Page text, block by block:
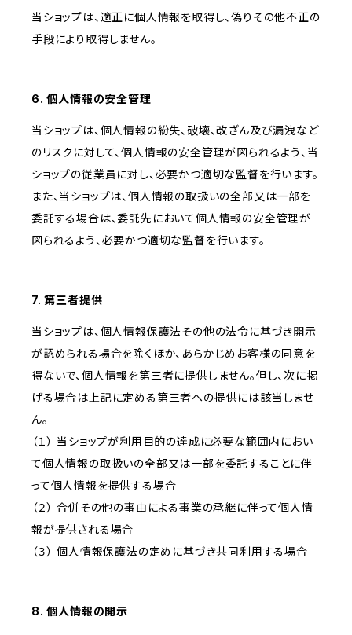
当ショップは、適正に個人情報を取得し、偽りその他不正の
手段により取得しません。
6. 個人情報の安全管理
当ショップは、個人情報の紛失、破壊、改ざん及び漏洩など
のリスクに対して、個人情報の安全管理が図られるよう、当
ショップの従業員に対し、必要かつ適切な監督を行います。
また、当ショップは、個人情報の取扱いの全部又は一部を
委託する場合は、委託先において個人情報の安全管理が
図られるよう、必要かつ適切な監督を行います。
7. 第三者提供
当ショップは、個人情報保護法その他の法令に基づき開示
が認められる場合を除くほか、あらかじめお客様の同意を
得ないで、個人情報を第三者に提供しません。但し、次に掲
げる場合は上記に定める第三者への提供には該当しませ
ん。
（１） 当ショップが利用目的の達成に必要な範囲内におい
て個人情報の取扱いの全部又は一部を委託することに伴
って個人情報を提供する場合
（２） 合併その他の事由による事業の承継に伴って個人情
報が提供される場合
（３） 個人情報保護法の定めに基づき共同利用する場合
8. 個人情報の開示